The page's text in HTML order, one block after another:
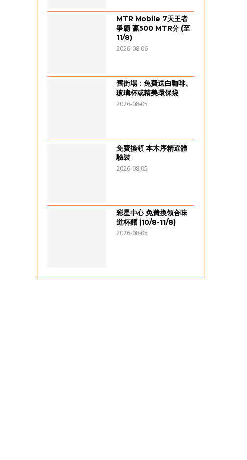
MTR Mobile 7天王者
爭霸 嬴500 MTR分 (至
11/8)
2026-08-06
舊街場：免費送白咖啡、
玻璃杯或精美環保袋
2026-08-05
免費換領 本木序精選體
驗裝
2026-08-05
彩星中心 免費換領合味
道杯麵 (10/8-11/8)
2026-08-05